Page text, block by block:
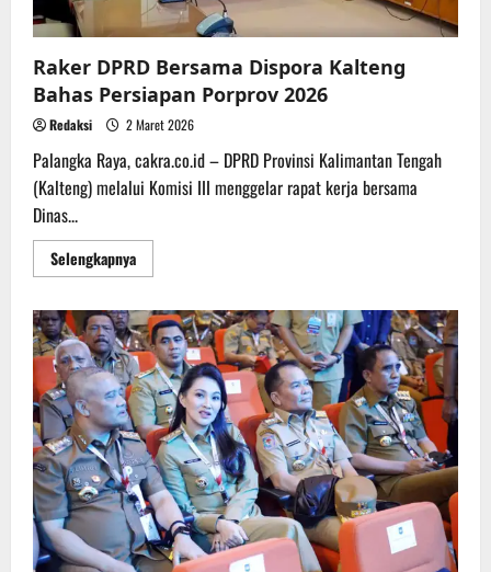
Raker DPRD Bersama Dispora Kalteng
Bahas Persiapan Porprov 2026
Redaksi 2 Maret 2026
Palangka Raya, cakra.co.id – DPRD Provinsi Kalimantan Tengah
(Kalteng) melalui Komisi III menggelar rapat kerja bersama
Dinas...
SelengkapnyaRead
more
DPRD
Bersama
Dispora
Kalteng
Bahas
Persiapan
Porprov
2026